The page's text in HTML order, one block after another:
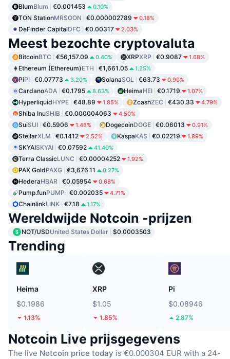
BlumBlum €0.001453 0.10%
TON StationMRSOON €0.000002789 0.18%
DeFinder CapitalDFC €0.00317 2.03%
Meest bezochte cryptovaluta
BitcoinBTC €56,157.09 0.40% XRPXRP €0.9087 1.68%
Ethereum (Ethereum)ETH €1,661.05 1.25%
PiPI €0.07773 3.20% SolanaSOL €63.73 0.90%
CardanoADA €0.1795 8.63% HeimaHEI €0.1719 1.07%
HyperliquidHYPE €48.89 1.85% ZcashZEC €430.33 4.79%
Shiba InuSHIB €0.000004063 4.50%
SuiSUI €0.5906 1.48% DogecoinDOGE €0.06013 0.91%
StellarXLM €0.1412 2.52% KaspaKAS €0.02219 1.89%
SKYAISKYAI €0.07592 41.40%
Terra ClassicLUNC €0.00004252 1.92%
PAX GoldPAXG €3,676.11 0.27%
HederaHBAR €0.05954 0.68%
Pump.funPUMP €0.002035 4.71%
ChainlinkLINK €7.18 1.17%
Wereldwijde Notcoin -prijzen
NOT/USDUnited States Dollar $0.0003503
Trending
Heima
$0.1986
1.13%
XRP
$1.05
1.85%
Pi
$0.08946
2.87%
Notcoin Live prijsgegevens
The live Notcoin price today is €0.000304 EUR with a 24-